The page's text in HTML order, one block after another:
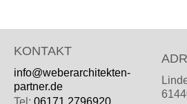
KONTAKT
info@weberarchitekten-
partner.de
Tel: 06171 2796920